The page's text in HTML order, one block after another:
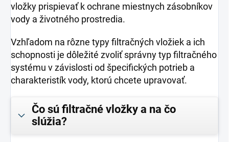
vložky prispievať k ochrane miestnych zásobníkov
vody a životného prostredia.
Vzhľadom na rôzne typy filtračných vložiek a ich
schopnosti je dôležité zvoliť správny typ filtračného
systému v závislosti od špecifických potrieb a
charakteristík vody, ktorú chcete upravovať.
Čo sú filtračné vložky a na čo
slúžia?